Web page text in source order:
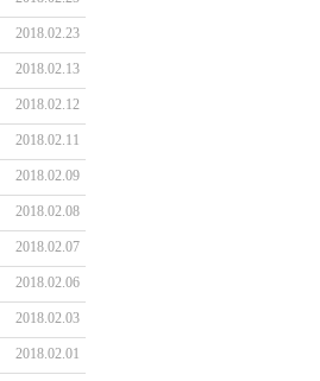
2018.02.23
2018.02.13
2018.02.12
2018.02.11
2018.02.09
2018.02.08
2018.02.07
2018.02.06
2018.02.03
2018.02.01